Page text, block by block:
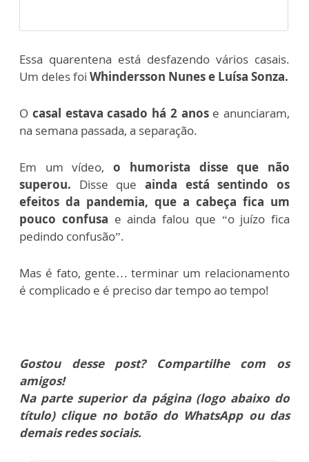
Essa quarentena está desfazendo vários casais.
Um deles foi Whindersson Nunes e Luísa Sonza.
O casal estava casado há 2 anos e anunciaram,
na semana passada, a separação.
Em um vídeo,o humorista disse que não
superou. Disse que ainda está sentindo os
efeitos da pandemia, que a cabeça fica um
pouco confusa e ainda falou que “o juízo fica
pedindo confusão”.
Mas é fato, gente… terminar um relacionamento
é complicado e é preciso dar tempo ao tempo!
Gostou desse post? Compartilhe com os
amigos!
Na parte superior da página (logo abaixo do
título) clique no botão do WhatsApp ou das
demais redes sociais.